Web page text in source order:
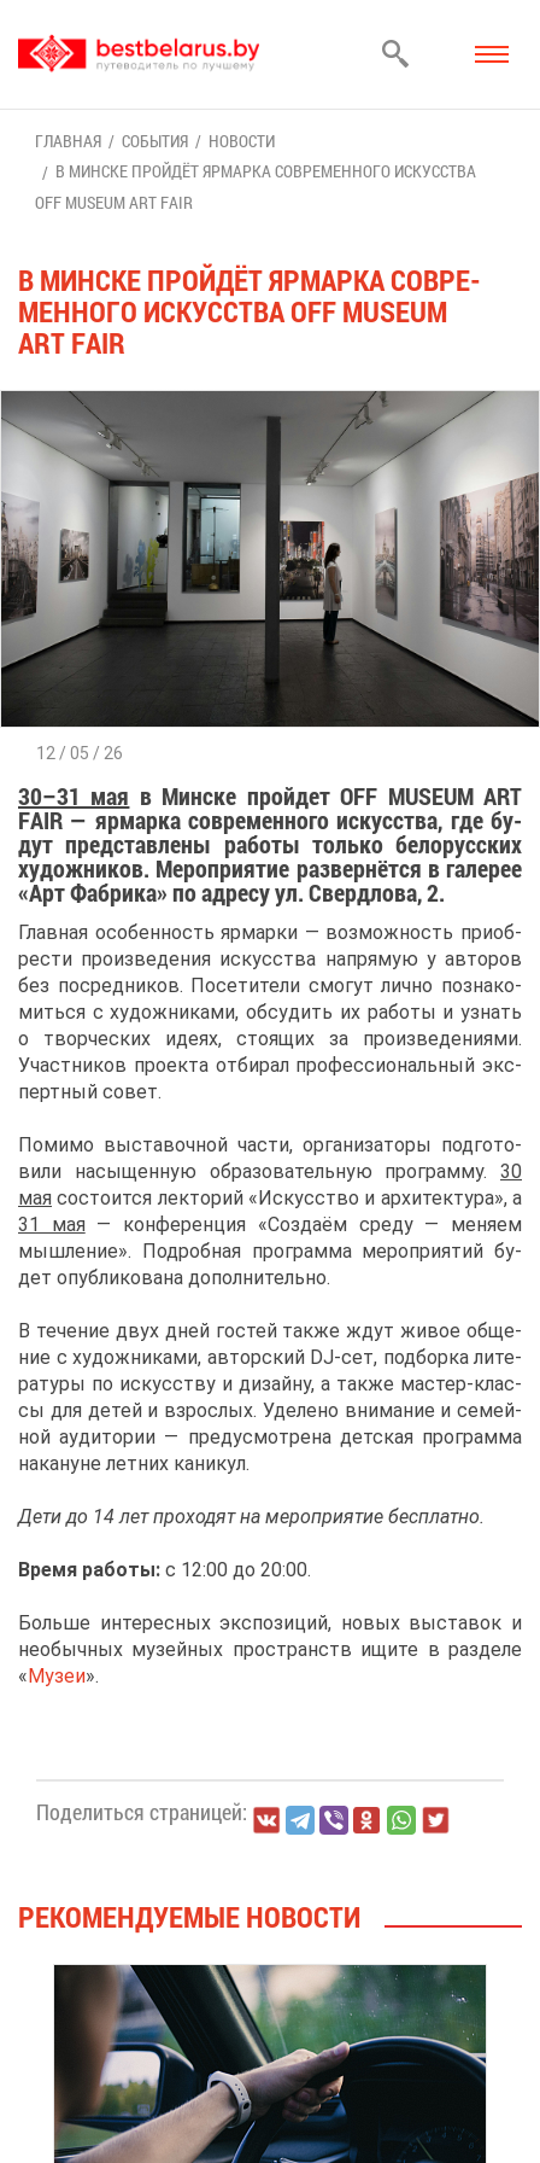
ГЛАВ­НАЯ СО­БЫ­ТИЯ
НО­ВО­СТИ
В МИН­СКЕ ПРОЙ­ДЁТ ЯР­МАР­КА СО­ВРЕ­МЕН­НО­ГО ИС­КУС­СТВА
OFF MUSEUM ART FAIR
В МИН­СКЕ ПРОЙ­ДЁТ ЯР­МАР­КА СО­ВРЕ­
МЕН­НО­ГО ИС­КУС­СТВА OFF MUSEUM
ART FAIR
12 / 05 / 26
30–31 мая в Мин­ске прой­дет OFF MUSEUM ART
FAIR — яр­мар­ка со­вре­мен­но­го ис­кус­ства, где бу­
дут пред­став­ле­ны ра­бо­ты толь­ко бе­ло­рус­ских
ху­дож­ни­ков. Ме­ро­при­я­тие раз­вер­нёт­ся в га­ле­рее
«Арт Фаб­ри­ка» по ад­ре­су ул. Сверд­ло­ва, 2.
Глав­ная осо­бен­ность яр­мар­ки — воз­мож­ность при­об­
ре­сти про­из­ве­де­ния ис­кус­ства на­пря­мую у ав­то­ров
без по­сред­ни­ков. По­се­ти­те­ли смо­гут лич­но по­зна­ко­
мить­ся с ху­дож­ни­ка­ми, об­су­дить их ра­бо­ты и узнать
о твор­че­ских иде­ях, сто­я­щих за про­из­ве­де­ни­я­ми.
Участ­ни­ков про­ек­та от­би­рал про­фес­си­о­наль­ный экс­
перт­ный со­вет.
По­ми­мо вы­ста­воч­ной ча­сти, ор­га­ни­за­то­ры под­го­то­
ви­ли на­сы­щен­ную об­ра­зо­ва­тель­ную про­грам­му. 30
мая со­сто­ит­ся лек­то­рий «Ис­кус­ство и ар­хи­тек­ту­ра», а
31 мая— кон­фе­рен­ция «Со­зда­ём сре­ду — ме­ня­ем
мыш­ле­ние». По­дроб­ная про­грам­ма ме­ро­при­я­тий бу­
дет опуб­ли­ко­ва­на до­пол­ни­тель­но.
В те­че­ние двух дней го­стей та­к­же ждут жи­вое об­ще­
ние с ху­дож­ни­ка­ми, ав­тор­ский DJ-сет, под­бор­ка ли­те­
ра­ту­ры по ис­кус­ству и ди­зай­ну, а та­к­же ма­стер-клас­
сы для де­тей и взрос­лых. Уде­ле­но вни­ма­ние и се­мей­
ной ауди­то­рии — преду­смот­ре­на дет­ская про­грам­ма
на­ка­нуне лет­них ка­ни­кул.
Де­ти до 14 лет про­хо­дят на ме­ро­при­я­тие бес­плат­но.
Вре­мя ра­бо­ты: с 12:00 до 20:00.
Боль­ше ин­те­рес­ных экс­по­зи­ций, но­вых вы­ста­вок и
необыч­ных му­зей­ных про­странств ищи­те в раз­де­ле
«Му­зеи».
По­де­лить­ся стра­ни­цей:
РЕ­КО­МЕН­ДУ­Е­МЫЕ НО­ВО­СТИ